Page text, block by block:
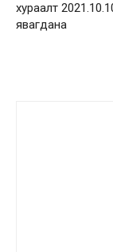
хураалт
явагдана